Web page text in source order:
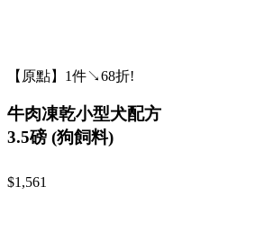
【原點】1件↘68折!
牛肉凍乾小型犬配方
3.5磅 (狗飼料)
$1,561